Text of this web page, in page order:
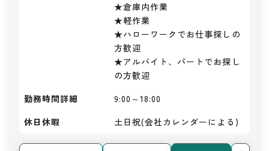
★倉庫内作業
★軽作業
★ハローワークでお仕事探しの
方歓迎
★アルバイト、パートでお探し
の方歓迎
勤務時間詳細
9:00～18:00
休日休暇
土日祝(会社カレンダーによる)